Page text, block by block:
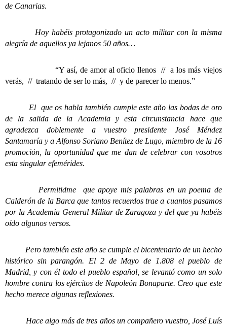
de Canarias.
Hoy habéis protagonizado un acto militar con la misma
alegría de aquellos ya lejanos 50 años…
“Y así, de amor al oficio llenos // a los más viejos
verás, // tratando de ser lo más, // y de parecer lo menos.”
El que os habla también cumple este año las bodas de oro
de la salida de la Academia y esta circunstancia hace que
agradezca doblemente a vuestro presidente José Méndez
Santamaría y a Alfonso Soriano Benítez de Lugo, miembro de la 16
promoción, la oportunidad que me dan de celebrar con vosotros
esta singular efemérides.
Permitidme que apoye mis palabras en un poema de
Calderón de la Barca que tantos recuerdos trae a cuantos pasamos
por la Academia General Militar de Zaragoza y del que ya habéis
oído algunos versos.
Pero también este año se cumple el bicentenario de un hecho
histórico sin parangón. El 2 de Mayo de 1.808 el pueblo de
Madrid, y con él todo el pueblo español, se levantó como un solo
hombre contra los ejércitos de Napoleón Bonaparte. Creo que este
hecho merece algunas reflexiones.
Hace algo más de tres años un compañero vuestro, José Luís